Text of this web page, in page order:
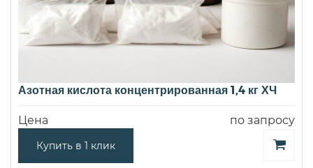
Азотная кислота концентрированная 1,4 кг ХЧ
Цена по запросу
Купить в 1 клик